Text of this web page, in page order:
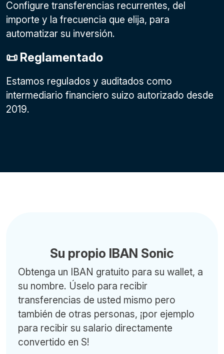
Configure transferencias recurrentes, del
importe y la frecuencia que elija, para
automatizar su inversión.
📜 Reglamentado
Estamos regulados y auditados como
intermediario financiero suizo autorizado desde
2019.
Su propio IBAN Sonic
Obtenga un IBAN gratuito para su wallet, a
su nombre. Úselo para recibir
transferencias de usted mismo pero
también de otras personas, ¡por ejemplo
para recibir su salario directamente
convertido en S!